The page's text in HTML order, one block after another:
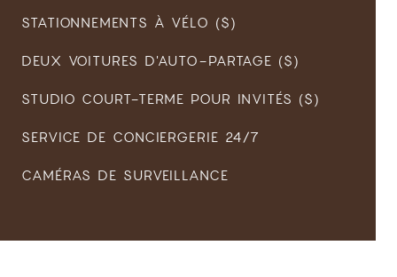
STATIONNEMENTS À VÉLO ($)
DEUX VOITURES D'AUTO-PARTAGE ($)
STUDIO COURT-TERME POUR INVITÉS ($)
SERVICE DE CONCIERGERIE 24/7
CAMÉRAS DE SURVEILLANCE